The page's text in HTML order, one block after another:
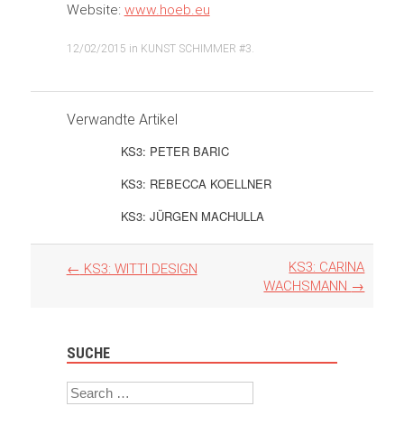
Website: www.hoeb.eu
12/02/2015 in KUNST SCHIMMER #3.
Verwandte Artikel
KS3: PETER BARIC
KS3: REBECCA KOELLNER
KS3: JÜRGEN MACHULLA
Artikel
← KS3: WITTI DESIGN
KS3: CARINA
WACHSMANN →
SUCHE
Search